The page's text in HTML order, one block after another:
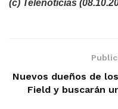
(c) Telenoticias
Nuevos dueños de
Field y buscarán